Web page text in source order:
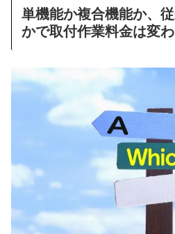
単機能か複合機能か、
かで取付作業料金は変